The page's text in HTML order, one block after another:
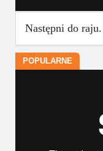
Następni do
POPULARNE